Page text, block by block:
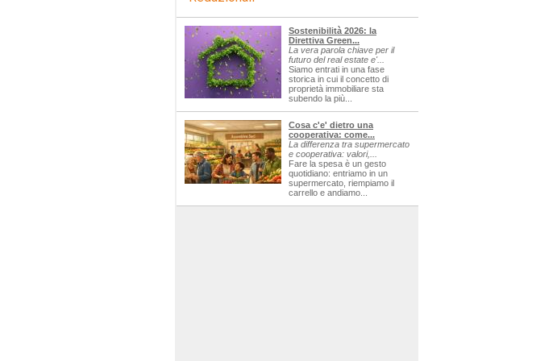
Sostenibilità 2026: la
Direttiva Green...
La vera parola chiave per il
futuro del real estate e'...
Siamo entrati in una fase
storica in cui il concetto di
proprietà immobiliare sta
subendo la più...
Cosa c'e' dietro una
cooperativa: come...
La differenza tra supermercato
e cooperativa: valori,...
Fare la spesa è un gesto
quotidiano: entriamo in un
supermercato, riempiamo il
carrello e andiamo...